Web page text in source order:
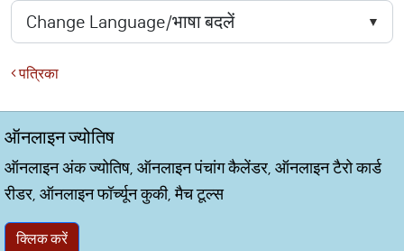
पत्रिका
ऑनलाइन ज्योतिष
ऑनलाइन अंक ज्योतिष, ऑनलाइन पंचांग कैलेंडर, ऑनलाइन टैरो कार्ड
रीडर, ऑनलाइन फॉर्च्यून कुकी, मैच टूल्स
क्लिक करें